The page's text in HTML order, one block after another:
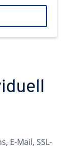
E-Mail, SSL-